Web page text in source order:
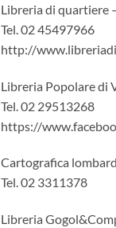
Libreria di quartiere
Tel. 02 45497966
http://
Libreria Popolare di
Tel. 02 29513268
https://
Cartografica
Tel. 02 3311378
Libreria